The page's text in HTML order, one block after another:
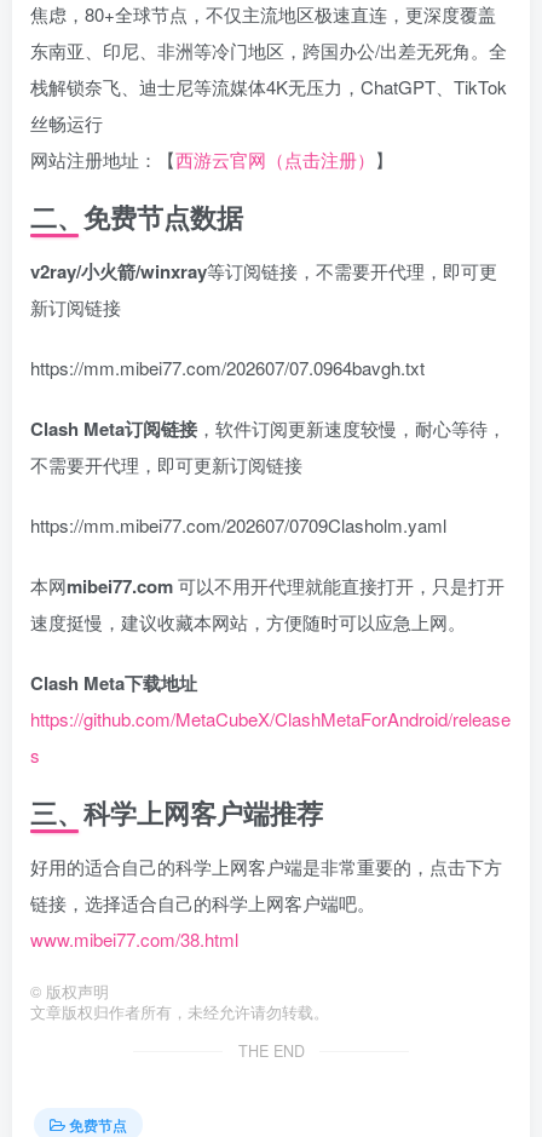
焦虑，80+全球节点，不仅主流地区极速直连，更深度覆盖
东南亚、印尼、非洲等冷门地区，跨国办公/出差无死角。全
栈解锁奈飞、迪士尼等流媒体4K无压力，ChatGPT、TikTok
丝畅运行
网站注册地址：【西游云官网（点击注册） 】
二、免费节点数据
v2ray/小火箭/winxray等订阅链接，不需要开代理，即可更
新订阅链接
https://mm.mibei77.com/202607/07.0964bavgh.txt
Clash Meta订阅链接 ，软件订阅更新速度较慢，耐心等待，
不需要开代理，即可更新订阅链接
https://mm.mibei77.com/202607/0709Clasholm.yaml
本网mibei77.com可以不用开代理就能直接打开，只是打开
速度挺慢，建议收藏本网站，方便随时可以应急上网。
Clash Meta下载地址
https://github.com/MetaCubeX/ClashMetaForAndroid/release
s
三、科学上网客户端推荐
好用的适合自己的科学上网客户端是非常重要的，点击下方
链接，选择适合自己的科学上网客户端吧。
www.mibei77.com/38.html
© 版权声明
文章版权归作者所有，未经允许请勿转载。
THE END
免费节点